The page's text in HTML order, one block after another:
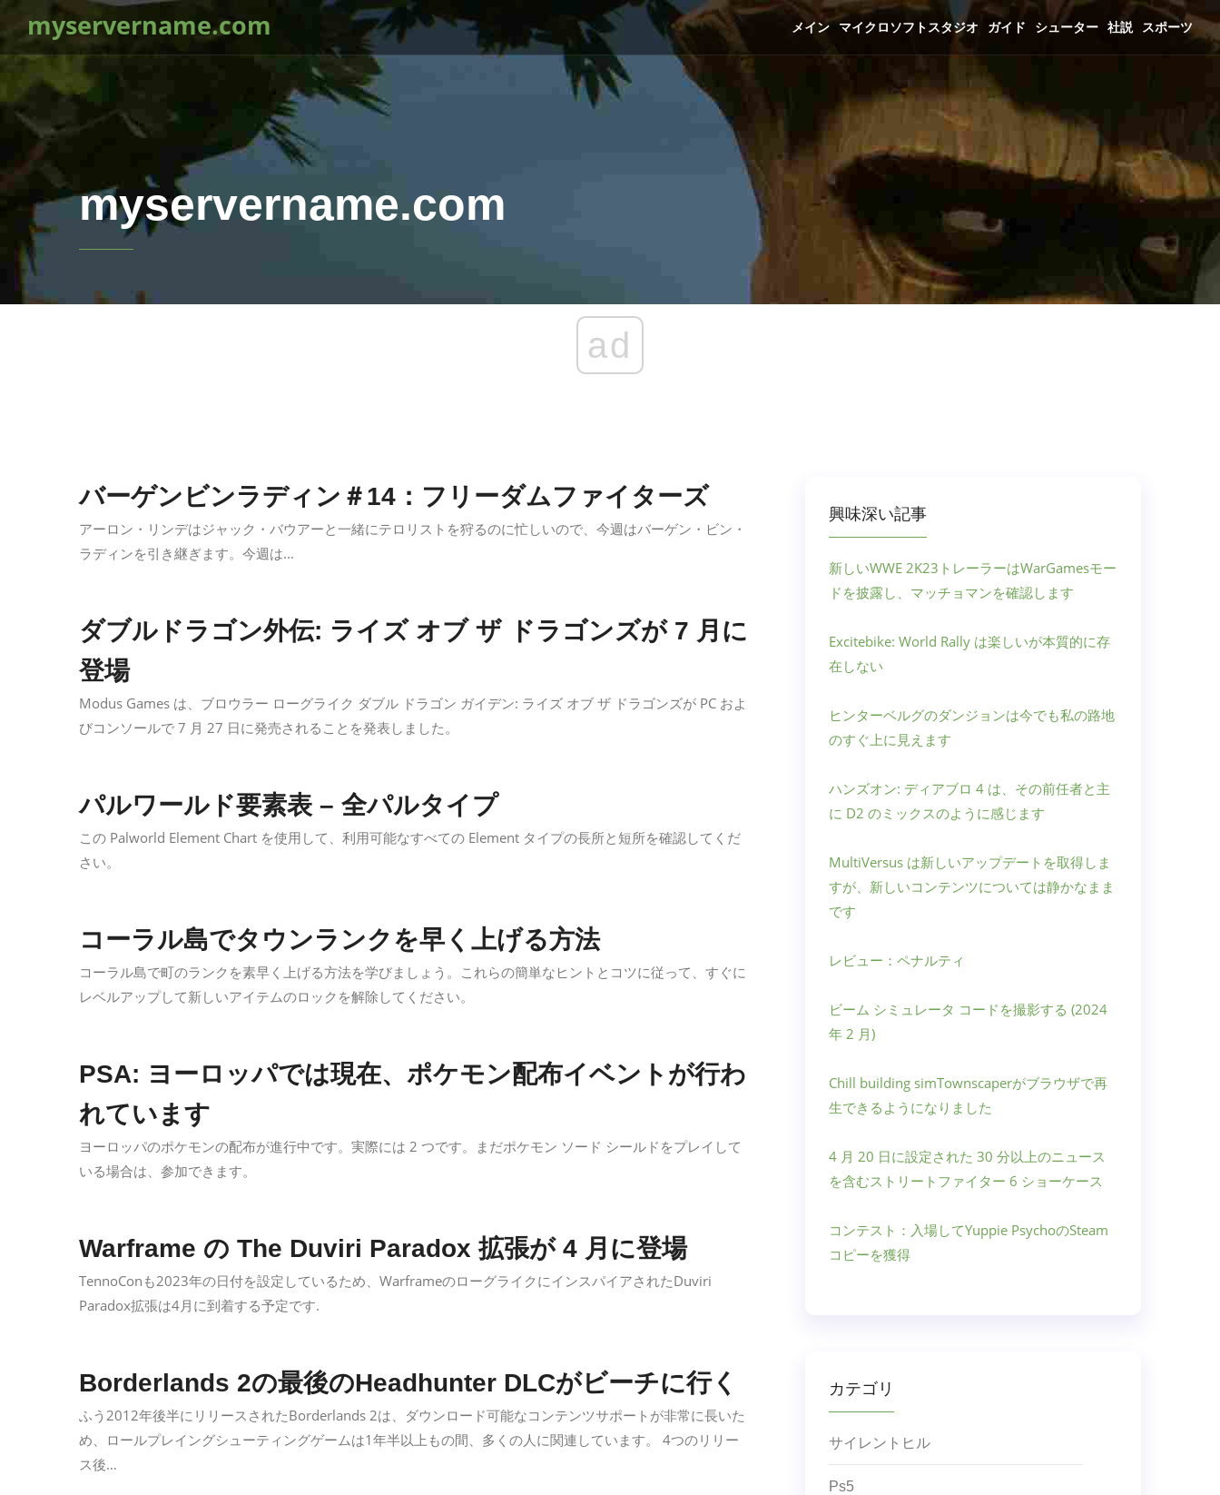
myservername.com メイン マイクロソフトスタジオ ガイド シューター 社説 スポーツ
myservername.com
ad
バーゲンビンラディン＃14：フリーダムファイターズ
アーロン・リンデはジャック・バウアーと一緒にテロリストを狩るのに忙しいので、今週はバーゲン・ビン・
ラディンを引き継ぎます。今週は...
ダブルドラゴン外伝: ライズ オブ ザ ドラゴンズが 7 月に
登場
Modus Games は、ブロウラー ローグライク ダブル ドラゴン ガイデン: ライズ オブ ザ ドラゴンズが PC およ
びコンソールで 7 月 27 日に発売されることを発表しました。
パルワールド要素表 – 全パルタイプ
この Palworld Element Chart を使用して、利用可能なすべての Element タイプの長所と短所を確認してくだ
さい。
コーラル島でタウンランクを早く上げる方法
コーラル島で町のランクを素早く上げる方法を学びましょう。これらの簡単なヒントとコツに従って、すぐに
レベルアップして新しいアイテムのロックを解除してください。
PSA: ヨーロッパでは現在、ポケモン配布イベントが行わ
れています
ヨーロッパのポケモンの配布が進行中です。実際には 2 つです。まだポケモン ソード シールドをプレイして
いる場合は、参加できます。
Warframe の The Duviri Paradox 拡張が 4 月に登場
TennoConも2023年の日付を設定しているため、WarframeのローグライクにインスパイアされたDuviri
Paradox拡張は4月に到着する予定です.
Borderlands 2の最後のHeadhunter DLCがビーチに行く
ふう2012年後半にリリースされたBorderlands 2は、ダウンロード可能なコンテンツサポートが非常に長いた
め、ロールプレイングシューティングゲームは1年半以上もの間、多くの人に関連しています。 4つのリリー
ス後…
興味深い記事
新しいWWE 2K23トレーラーはWarGamesモー
ドを披露し、マッチョマンを確認します
Excitebike: World Rally は楽しいが本質的に存
在しない
ヒンターベルグのダンジョンは今でも私の路地
のすぐ上に見えます
ハンズオン: ディアブロ 4 は、その前任者と主
に D2 のミックスのように感じます
MultiVersus は新しいアップデートを取得しま
すが、新しいコンテンツについては静かなまま
です
レビュー：ペナルティ
ビーム シミュレータ コードを撮影する (2024
年 2 月)
Chill building simTownscaperがブラウザで再
生できるようになりました
4 月 20 日に設定された 30 分以上のニュース
を含むストリートファイター 6 ショーケース
コンテスト：入場してYuppie PsychoのSteam
コピーを獲得
カテゴリ
サイレントヒル
Ps5